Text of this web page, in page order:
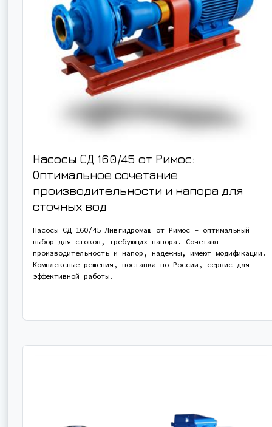
Насосы СД 160/45 от Римос:
Оптимальное сочетание
производительности и напора для
сточных вод
Насосы СД 160/45 Ливгидромаш от Римос – оптимальный
выбор для стоков, требующих напора. Сочетают
производительность и напор, надежны, имеют модификации.
Комплексные решения, поставка по России, сервис для
эффективной работы.